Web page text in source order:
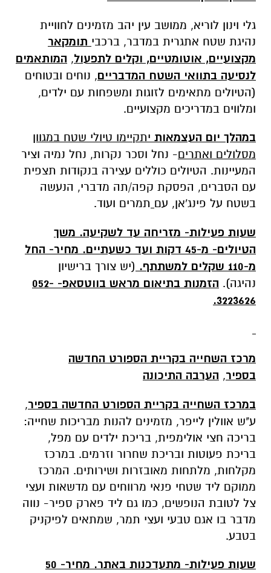
גלי וינון לוריא, ממושב עין יהב מזמינים לחוויית
נהיגת שטח אתגרית במדבר, ברכבי תומקאר
מקצועיים, אוטומטיים, וקלים לתפעול, המותאמים
לנסיעה בתוואי השטח המדבריים, נוחים ובטוחים
(הטיולים מתאימים לזוגות ומשפחות עם ילדים,
ומלווים במדריכים מקצועיים.
במהלך יום העצמאות יתקיימו טיולי שטח במגוון
מסלולים ואתרים- נחל וסכר נקרות, נחל נמיה וציר
המעיינות. הטיולים כוללים עצירה בנקודות תצפית
עם הסברים, הפסקת קפה/תה מדברי, הנעשה
בשטח על פינג'אן, עם תמרים ועוד.
שעות פעילות- מזריחה עד לשקיעה. משך
הטיולים- מ-45 דקות ועד כשעתיים. מחיר- החל
מ-110 שקלים למשתתף.
(יש צורך ברישיון
נהיגה). הזמנות בתיאום מראש בווטסאפ-
052-
3223626.
מרכז השחייה בקריית הספורט החדשה
בספיר, הערבה התיכונה
במרכז השחייה בקריית הספורט החדשה בספיר,
ע"ש אוולין לייפר, מזמינים להנות מבריכות שחייה:
בריכה חצי אולימפית, בריכת ילדים עם מפל,
בריכת פעוטות ובריכת שחרור וזרמים. במרכז
מקלחות, מלתחות מאובזרות ושירותים. המרכז
ממוקם ליד שטחי פנאי מרווחים עם מדשאות ועצי
צל לטובת הנופשים, כמו גם ליד פארק ספיר- נווה
מדבר בו אגם טבעי ועצי תמר, שמתאים לפיקניק
בטבע.
שעות פעילות- מתעדכנות באתר. מחיר- 50